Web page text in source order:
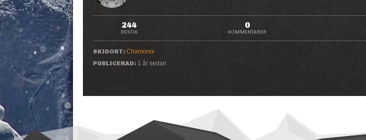
244
BESÖK
0
KOMMENTARER
SKIDORT: Chamonix
PUBLICERAD: 1 år sedan